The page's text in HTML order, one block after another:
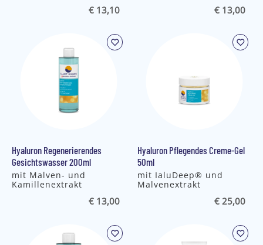
€ 13,10 € 13,00
Hyaluron Regenerierendes
Gesichtswasser 200ml
mit Malven- und
Kamillenextrakt
€ 13,00
Hyaluron Pflegendes Creme-Gel
50ml
mit IaluDeep® und
Malvenextrakt
€ 25,00